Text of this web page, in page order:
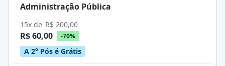
Administração Pública
15x de R$ 200,00
R$ 60,00 -70%
A 2° Pós é Grátis